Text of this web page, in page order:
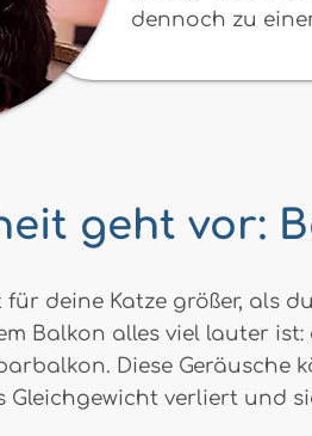
dennoch zu
geht vor:
für deine Katze größer, als
Balkon alles viel lauter
Diese Geräusche
Gleichgewicht verliert und